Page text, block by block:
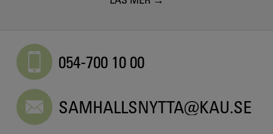
054-700 10 00
SAMHALLSNYTTA@KAU.SE